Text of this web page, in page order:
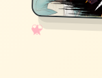
✧
♡
★
♥